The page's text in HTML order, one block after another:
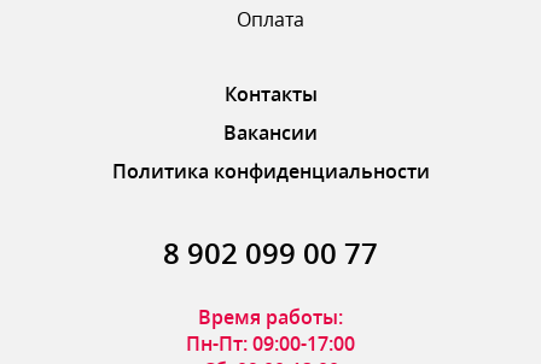
Оплата
Контакты
Вакансии
Политика конфиденциальности
8 902 099 00 77
Время работы:
Пн-Пт: 09:00-17:00